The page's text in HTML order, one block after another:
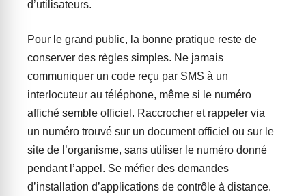
d’utilisateurs.
Pour le grand public, la bonne pratique reste de
conserver des règles simples. Ne jamais
communiquer un code reçu par SMS à un
interlocuteur au téléphone, même si le numéro
affiché semble officiel. Raccrocher et rappeler via
un numéro trouvé sur un document officiel ou sur le
site de l’organisme, sans utiliser le numéro donné
pendant l’appel. Se méfier des demandes
d’installation d’applications de contrôle à distance.